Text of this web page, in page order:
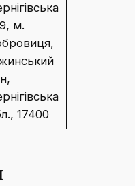
м.
17400